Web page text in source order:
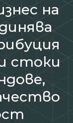
на
стоки